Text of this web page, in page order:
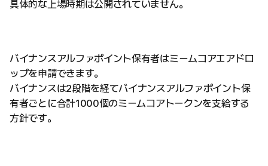
具体的な上場時期は公開されていません。
バイナンスアルファポイント保有者はミームコアエアドロ
ップを申請できます。
バイナンスは2段階を経てバイナンスアルファポイント保
有者ごとに合計1000個のミームコアトークンを支給する
方針です。